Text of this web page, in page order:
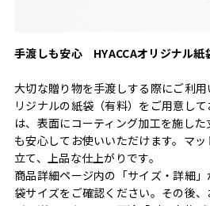
手渡しも安心 HYACCAオリジナル紙
大切な贈り物を手渡しする際にご利用
リジナルの紙袋（有料）をご用意し
は、表面にコーティング加工を施し
も安心してお使いいただけます。マ
立て、上品な仕上がりです。
商品詳細ページ内の「サイズ・詳細
袋サイズをご確認ください。その後